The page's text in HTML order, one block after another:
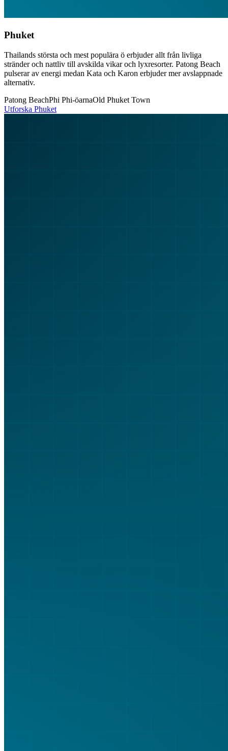
Phuket
Thailands största och mest populära ö erbjuder allt från livliga
stränder och nattliv till avskilda vikar och lyxresorter. Patong Beach
pulserar av energi medan Kata och Karon erbjuder mer avslappnade
alternativ.
Patong BeachPhi Phi-öarnaOld Phuket Town
Utforska Phuket